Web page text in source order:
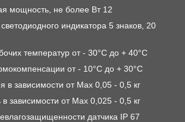
мощность, не более Вт 12
индикатора 5 знаков, 20
температур от - 30°С до + 40°С
от - 10°С до + 30°С
в зависимости от Max 0,05 - 0,5 кг
зависимости от Max 0,025 - 0,5 кг
датчика IP 67